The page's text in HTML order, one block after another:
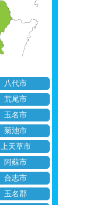
八代市
荒尾市
玉名市
菊池市
上天草市
阿蘇市
合志市
玉名郡